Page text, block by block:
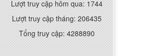
Lượt truy cập hôm qua: 1744
Lượt truy cập tháng: 206435
Tổng truy cập: 4288890